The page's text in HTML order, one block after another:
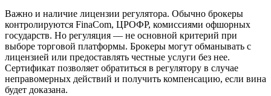
Важно и наличие лицензии регулятора. Обычно брокеры
контролируются FinaCom, ЦРОФР, комиссиями офшорных
государств. Но регуляция — не основной критерий при
выборе торговой платформы. Брокеры могут обманывать с
лицензией или предоставлять честные услуги без нее.
Сертификат позволяет обратиться в регулятору в случае
неправомерных действий и получить компенсацию, если вина
будет доказана.